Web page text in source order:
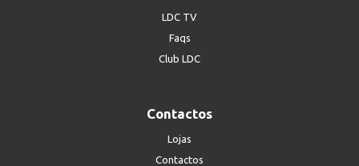
LDC TV
Faqs
Club LDC
Contactos
Lojas
Contactos